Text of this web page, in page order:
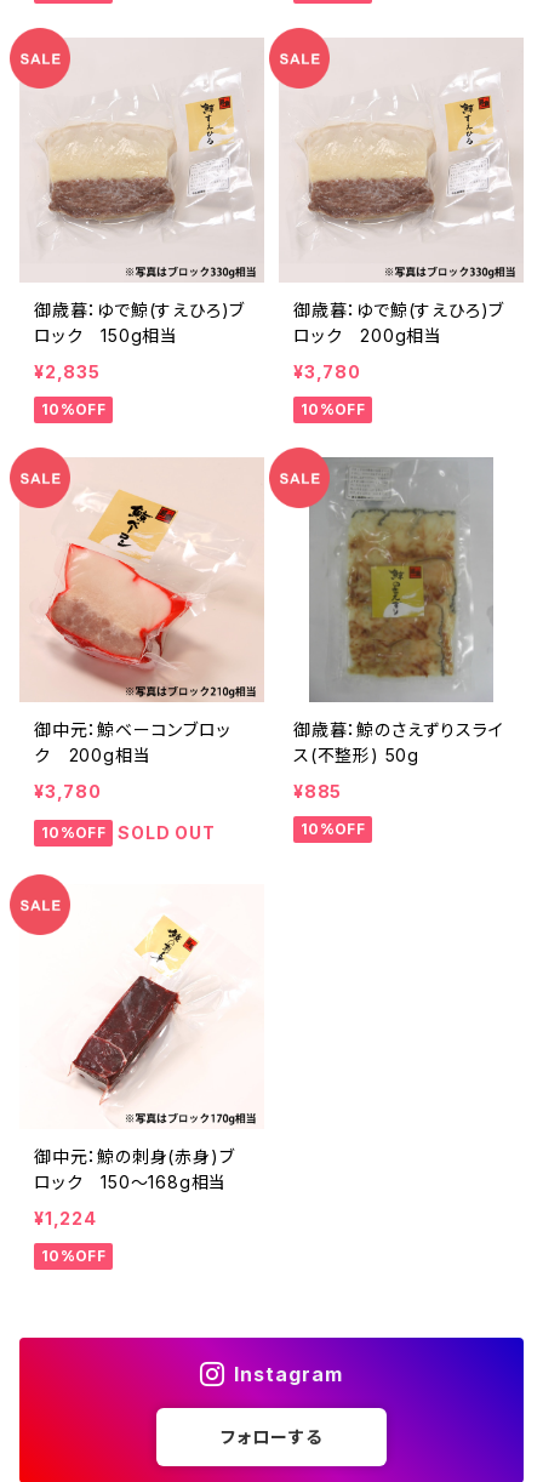
御歳暮：ゆで鯨(すえひろ)ブ
ロック 150g相当
¥2,835
10%OFF
御歳暮：ゆで鯨(すえひろ)ブ
ロック 200g相当
¥3,780
10%OFF
御中元：鯨ベーコンブロッ
ク 200g相当
¥3,780
10%OFF SOLD OUT
御歳暮：鯨のさえずりスライ
ス(不整形) 50g
¥885
10%OFF
御中元：鯨の刺身(赤身)ブ
ロック 150～168g相当
¥1,224
10%OFF
Instagram
フォローする